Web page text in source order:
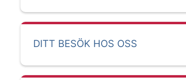
DITT BESÖK HOS OSS